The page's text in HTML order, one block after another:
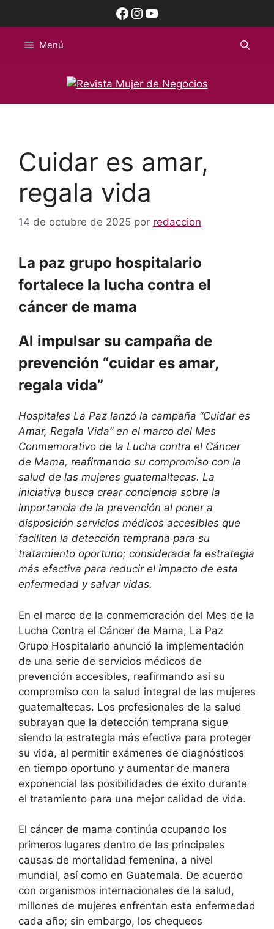
Facebook
Instagram
YouTube
Menú
Cuidar es amar,
regala vida
14 de octubre de 2025 por redaccion
La paz grupo hospitalario
fortalece la lucha contra el
cáncer de mama
Al impulsar su campaña de
prevención “cuidar es amar,
regala vida”
Hospitales La Paz lanzó la campaña “Cuidar es
Amar, Regala Vida” en el marco del Mes
Conmemorativo de la Lucha contra el Cáncer
de Mama, reafirmando su compromiso con la
salud de las mujeres guatemaltecas. La
iniciativa busca crear conciencia sobre la
importancia de la prevención al poner a
disposición servicios médicos accesibles que
faciliten la detección temprana para su
tratamiento oportuno; considerada la estrategia
más efectiva para reducir el impacto de esta
enfermedad y salvar vidas.
En el marco de la conmemoración del Mes de la
Lucha Contra el Cáncer de Mama, La Paz
Grupo Hospitalario anunció la implementación
de una serie de servicios médicos de
prevención accesibles, reafirmando así su
compromiso con la salud integral de las mujeres
guatemaltecas. Los profesionales de la salud
subrayan que la detección temprana sigue
siendo la estrategia más efectiva para proteger
su vida, al permitir exámenes de diagnósticos
en tiempo oportuno y aumentar de manera
exponencial las posibilidades de éxito durante
el tratamiento para una mejor calidad de vida.
El cáncer de mama continúa ocupando los
primeros lugares dentro de las principales
causas de mortalidad femenina, a nivel
mundial, así como en Guatemala. De acuerdo
con organismos internacionales de la salud,
millones de mujeres enfrentan esta enfermedad
cada año; sin embargo, los chequeos